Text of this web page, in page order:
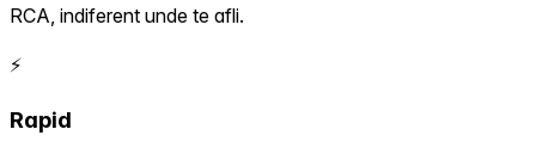
RCA, indiferent unde te afli.
⚡
Rapid